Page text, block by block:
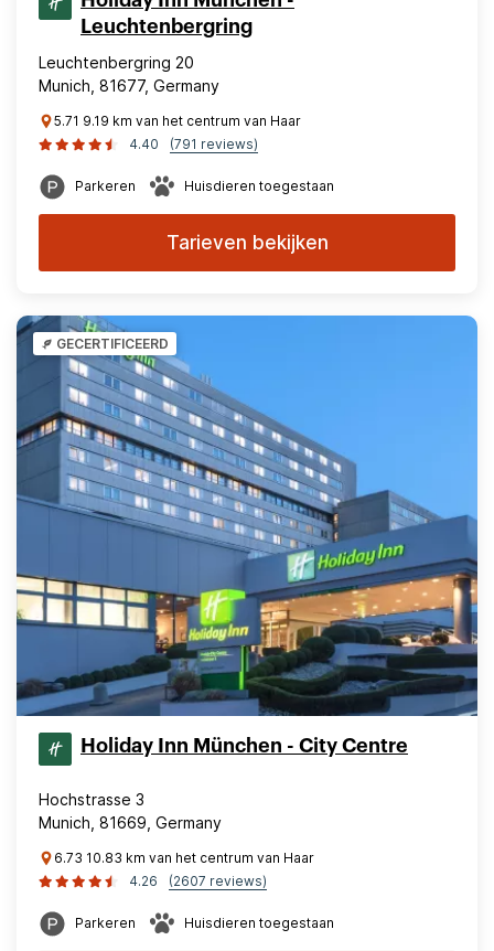
Leuchtenbergring
Leuchtenbergring 20
Munich, 81677, Germany
5.71 9.19 km van het centrum van Haar
4.40
(791 reviews)
Parkeren Huisdieren toegestaan
Tarieven bekijken
GECERTIFICEERD
Holiday Inn München - City Centre
Hochstrasse 3
Munich, 81669, Germany
6.73 10.83 km van het centrum van Haar
4.26
(2607 reviews)
Parkeren Huisdieren toegestaan